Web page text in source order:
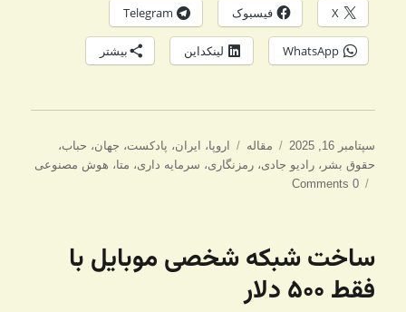
X فیسبوک Telegram
WhatsApp لینکداین بیشتر
ارسال
شده
در
سپتامبر 16, 2025 دسته‌ها
مقاله برچسب‌ها
اروپا، ایران، پادکست، جهان، حباب،
حقوق بشر ،رادیو جادی،رمزنگاری، سرمایه داری، متا، هوش مصنوعی
0 Comments
ساخت شبکه شخصی موبایل با
فقط ۵۰۰ دلار